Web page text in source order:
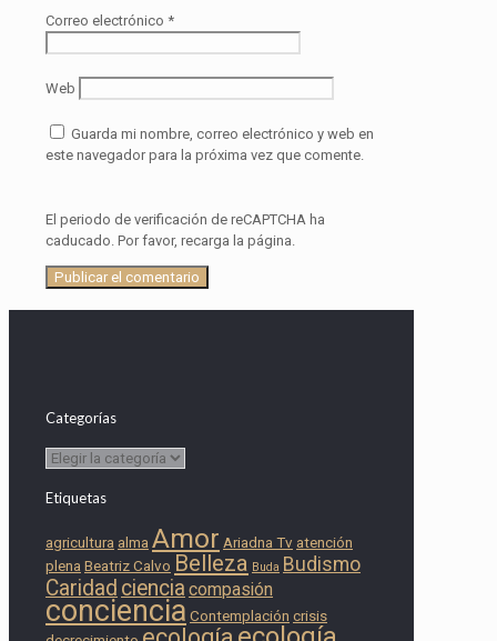
Correo electrónico *
Web
Guarda mi nombre, correo electrónico y web en
este navegador para la próxima vez que comente.
El periodo de verificación de reCAPTCHA ha
caducado. Por favor, recarga la página.
Categorías
Categorías
Etiquetas
agricultura alma Amor Ariadna Tv atención
plena Beatriz Calvo Belleza Buda Budismo
Caridad ciencia compasión
conciencia Contemplación crisis